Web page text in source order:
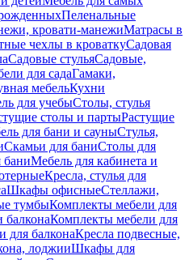
Пеленальные
кровати-манежиМатрасы в
чехлы в кроваткуСадовая
Садовые стульяСадовые,
для садаГамаки,
мебельКухни
для учебыСтолы, стулья
столы и партыРастущие
для бани и сауныСтулья,
Скамьи для баниСтолы для
баниМебель для кабинета и
Кресла, стулья для
Шкафы офисныеСтеллажи,
тумбыКомплекты мебели для
Комплекты мебели для
для балконаКресла подвесные,
лоджииШкафы для